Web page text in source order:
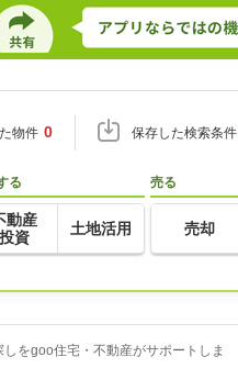
物件 0 保存した検索条件
る
動産
投資
土地活用
売る
売却
をgoo住宅・不動産がサポートしま